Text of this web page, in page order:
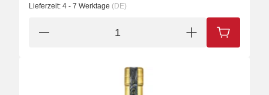
Lieferzeit: 4 - 7 Werktage (DE)
IN DEN